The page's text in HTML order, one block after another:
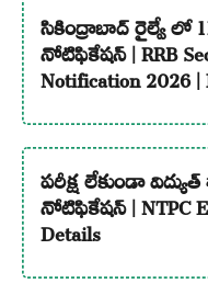
సికింద్రాబాద్ రైల్వే లో
నోటిఫికేషన్ | RRB
Notification 2026
పరీక్ష లేకుండా
నోటిఫికేషన్ | NTPC
Details